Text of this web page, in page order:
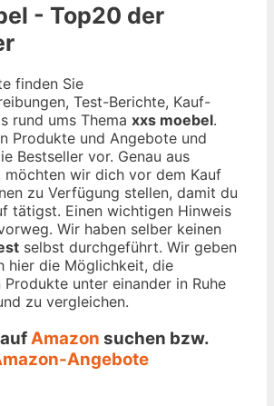
- Top20 der
finden Sie
Test-Berichte, Kauf-
rund ums Thema xxs moebel.
Produkte und Angebote und
Bestseller vor. Genau aus
möchten wir dich vor dem Kauf
zu Verfügung stellen, damit du
tätigst. Einen wichtigen Hinweis
Wir haben selber keinen
selbst durchgeführt. Wir geben
hier die Möglichkeit, die
Produkte unter einander in Ruhe
zu vergleichen.
Amazon suchen bzw.
Angebote